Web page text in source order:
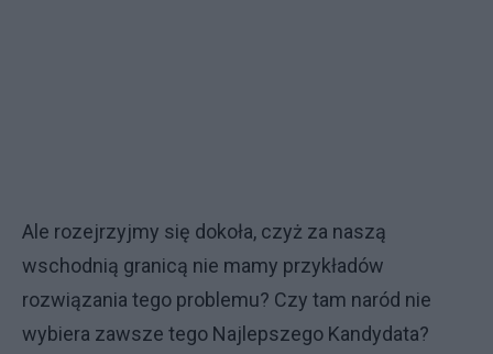
Ale rozejrzyjmy się dokoła, czyż za naszą
wschodnią granicą nie mamy przykładów
rozwiązania tego problemu? Czy tam naród nie
wybiera zawsze tego Najlepszego Kandydata?